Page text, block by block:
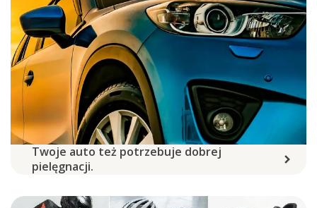
Twoje auto też potrzebuje dobrej
pielęgnacji.